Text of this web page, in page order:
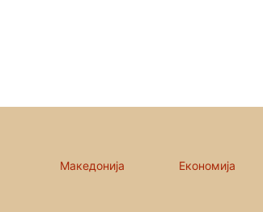
Македонија Економија